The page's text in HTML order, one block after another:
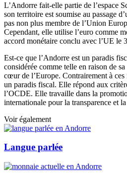
L’Andorre fait-elle partie de l’espace
son territoire est soumise au passage
pas non plus membre de l’Union
Cependant, elle utilise l’euro comme
accord monétaire conclu avec l’UE le
Est-ce que l’Andorre est un paradis
considérée comme telle en raison de
cœur de l’Europe. Contrairement à ces
un paradis fiscal. Elle répond aux
l’OCDE. Elle travaille dans la
internationale pour la transparence et
Voir également
Langue parlée